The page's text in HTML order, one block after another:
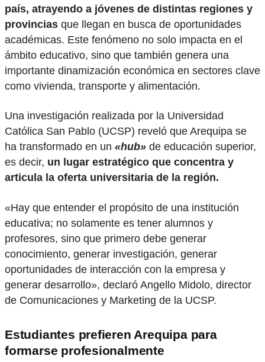
país, atrayendo a jóvenes de distintas regiones y
provincias que llegan en busca de oportunidades
académicas. Este fenómeno no solo impacta en el
ámbito educativo, sino que también genera una
importante dinamización económica en sectores clave
como vivienda, transporte y alimentación.
Una investigación realizada por la Universidad
Católica San Pablo (UCSP) reveló que Arequipa se
ha transformado en un «hub» de educación superior,
es decir, un lugar estratégico que concentra y
articula la oferta universitaria de la región.
«Hay que entender el propósito de una institución
educativa; no solamente es tener alumnos y
profesores, sino que primero debe generar
conocimiento, generar investigación, generar
oportunidades de interacción con la empresa y
generar desarrollo», declaró Angello Midolo, director
de Comunicaciones y Marketing de la UCSP.
Estudiantes prefieren Arequipa para
formarse profesionalmente